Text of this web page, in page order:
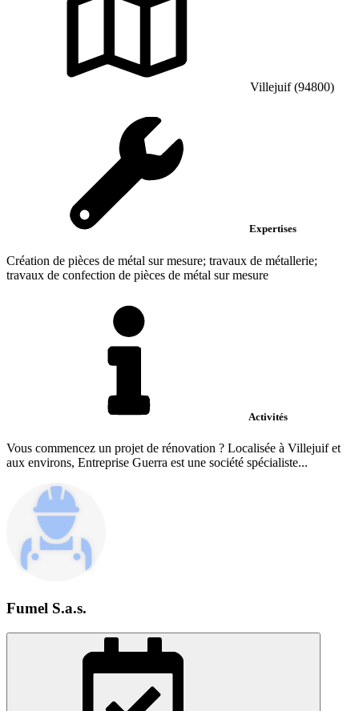
Villejuif (94800)
Expertises
Création de pièces de métal sur mesure; travaux de métallerie;
travaux de confection de pièces de métal sur mesure
Activités
Vous commencez un projet de rénovation ? Localisée à Villejuif et
aux environs, Entreprise Guerra est une société spécialiste...
Fumel S.a.s.